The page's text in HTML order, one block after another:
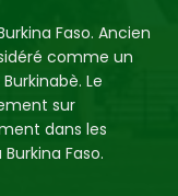
Faso. Ancien
comme un
Le
sur
dans les
Faso.